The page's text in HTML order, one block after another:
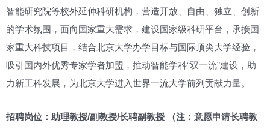
智能研究院等校外延伸科研机构，营造开放、自由、独立、创新
的学术氛围，面向国家重大需求，建设国家级科研平台，承接国
家重大科技项目，结合北京大学办学目标与国际顶尖大学经验，
吸引国内外优秀专家学者加盟，推动智能学科“双一流”建设，助
力新工科发展，为北京大学进入世界一流大学前列贡献力量。
招聘岗位：助理教授/副教授/长聘副教授 （注：意愿申请长聘教